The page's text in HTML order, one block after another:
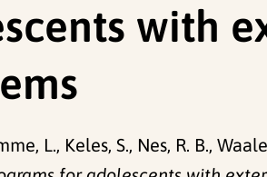
with
L., Keles, S., Nes, R. B.,